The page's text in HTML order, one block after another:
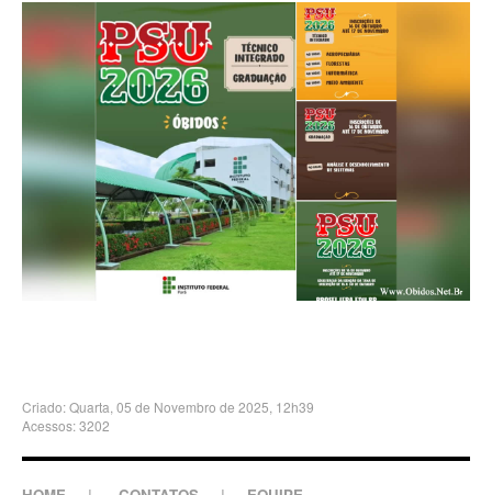
Criado: Quarta, 05 de Novembro de 2025, 12h39
Acessos: 3202